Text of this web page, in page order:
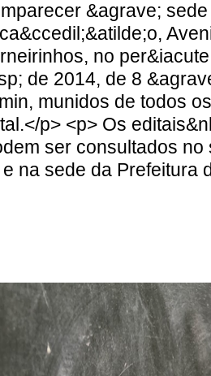
&agrave;
no
de 2014, de 8
munidos de todos
p> <p> Os
ser consultados no
na sede da Prefeitura